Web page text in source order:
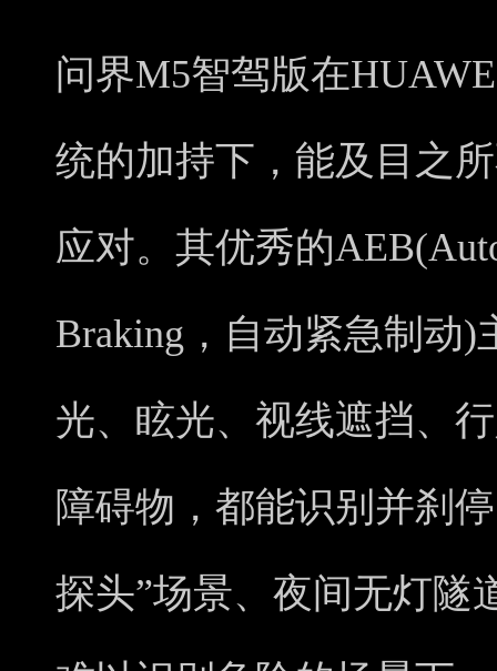
问界M5智驾版在
统的加持下，能及⽬之
应对。其优秀的
Braking，自动紧急制动
光、眩光、视线遮挡、
障碍物，都能识别并刹
探头”场景、夜间⽆灯隧